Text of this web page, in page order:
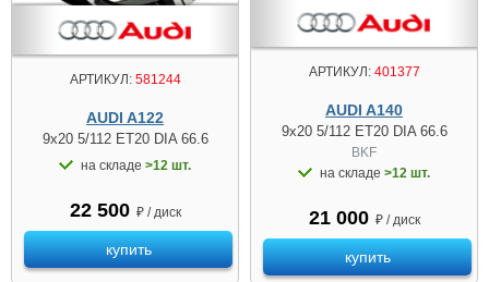
АРТИКУЛ:581244
AUDI A122
9x20 5/112 ET20 DIA 66.6
на складе >12 шт.
22 500 ₽ / диск
купить
АРТИКУЛ:401377
AUDI A140
9x20 5/112 ET20 DIA 66.6
BKF
на складе >12 шт.
21 000 ₽ / диск
купить